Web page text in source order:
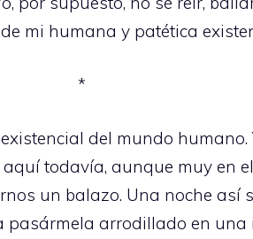
mi humana y patética
*
del mundo humano.
todavía, aunque muy en
un balazo. Una noche así
pasármela arrodillado en